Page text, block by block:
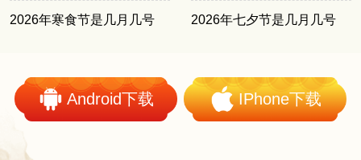
2026年寒食节是几月几号 2026年七夕节是几月几号
Android下载 IPhone下载